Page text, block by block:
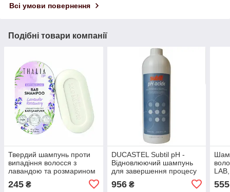
Всі умови повернення
Подібні товари компанії
Твердий шампунь проти
випадіння волосся з
лавандою та розмарином
245 ₴
DUCASTEL Subtil pH -
Відновлюючий шампунь
для завершення процесу
фарбування волосся 1000
мл
956₴ 555